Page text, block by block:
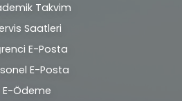
Takvim
Saatleri
E-Posta
E-Posta
E-Ödeme